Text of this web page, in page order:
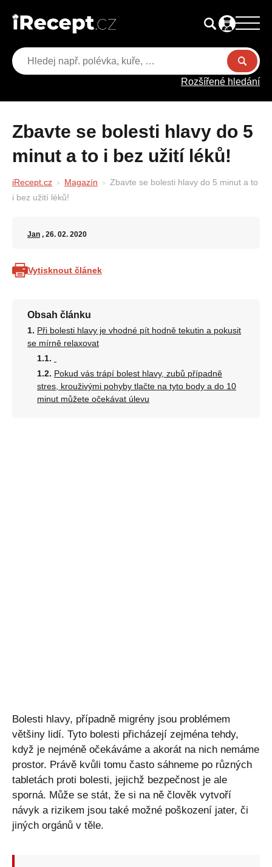
Rozšířené hledání
Zbavte se bolesti hlavy do 5
minut a to i bez užití léků!
iRecept.cz Magazín
Zbavte se bolesti hlavy do 5 minut a to
i bez užití léků!
Jan , 26. 02. 2020
Vytisknout článek
Obsah článku
Při bolesti hlavy je vhodné pít hodně tekutin a pokusit
se mírně relaxovat
Pokud vás trápí bolest hlavy, zubů případně
stres, krouživými pohyby tlačte na tyto body a do 10
minut můžete očekávat úlevu
Bolesti hlavy, případně migrény jsou problémem
většiny lidí. Tyto bolesti přicházejí zejména tehdy,
když je nejméně očekáváme a akorát na nich nemáme
prostor. Právě kvůli tomu často sáhneme po různých
tabletách proti bolesti, jejichž bezpečnost je ale
sporná. Může se stát, že si na ně člověk vytvoří
návyk a rizikem jsou také možné poškození jater, či
jiných orgánů v těle.